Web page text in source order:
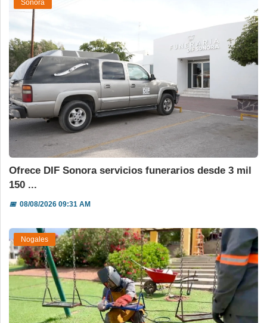
Sonora
Ofrece DIF Sonora servicios funerarios desde 3 mil
150 ...
📅08/08/2026 09:31 AM
Nogales